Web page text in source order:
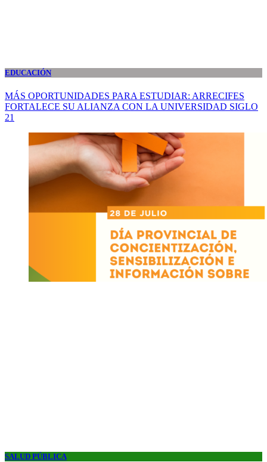
EDUCACIÓN
MÁS OPORTUNIDADES PARA ESTUDIAR: ARRECIFES
FORTALECE SU ALIANZA CON LA UNIVERSIDAD SIGLO
21
SALUD PÚBLICA